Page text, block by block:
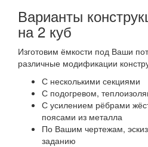
Варианты
на 2 куб
Изготовим ёмкости под Ваши
различные модификации
С несколькими секциями
С подогревом,
С усилением рёбрами
поясами из металла
По Вашим чертежам,
заданию